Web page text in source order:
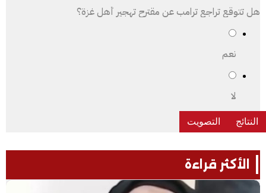
هل تتوقع تراجع ترامب عن مقترح تهجير أهل غزة؟
نعم
لا
الأكثر قراءة